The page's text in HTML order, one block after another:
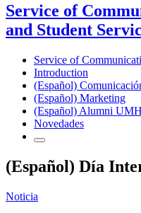
Service of
and Student
Service of
Introduction
(Español)
(Español) Marketing
(Español) Alumni UMH
Novedades
(Español) Día
Noticia